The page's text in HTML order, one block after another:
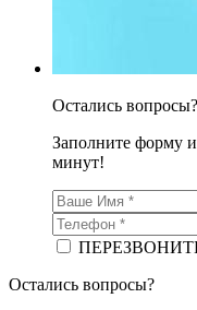
Остались вопросы?
Заполните форму
минут!
Остались вопросы?